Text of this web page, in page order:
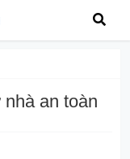
an toàn